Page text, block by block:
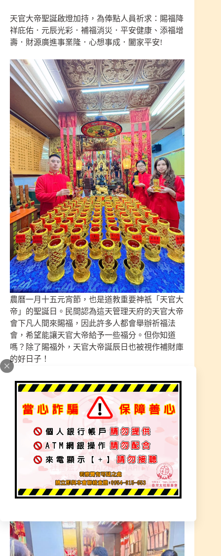
天官大帝聖誕啟燈加持，為俸點人員祈求：賜福降
祥庇佑．元辰光彩．補福消災．平安健康、添福增
壽．財源廣進事業隆．心想事成．闔家平安!
農曆一月十五元宵節，也是道教重要神祇「天官大
帝」的聖誕日。民間認為這天管理天府的天官大帝
會下凡人間來賜福，因此許多人都會舉辦祈福法
會，希望能讓天官大帝給予一些福分。但你知道
嗎？除了賜福外，天官大帝誕辰日也被視作補財庫
的好日子！
『一盞寶燈– 賜福賜財、補財填庫、財源祿庫』
稟報-天官大帝 賜福，諸天降祥恩光普照~賜福無量
天官賜福、 招財進寶、生意興隆、財源滾滾
供燈祈福、吉星高照、兇曜遠離、四時無災
皆逢吉事、財源廣進、順利平安、萬事吉祥